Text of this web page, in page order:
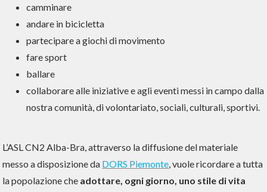
camminare
andare in bicicletta
partecipare a giochi di movimento
fare sport
ballare
collaborare alle iniziative e agli eventi messi in campo dalla
nostra comunità, di volontariato, sociali, culturali, sportivi.
L’ASL CN2 Alba-Bra, attraverso la diffusione del materiale
messo a disposizione da DORS Piemonte, vuole ricordare a tutta
la popolazione che adottare, ogni giorno, uno stile di vita